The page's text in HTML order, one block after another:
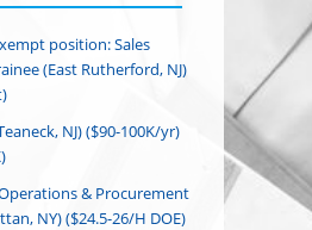
position: Sales
(East Rutherford, NJ)
NJ) ($90-100K/yr)
& Procurement
NY) ($24.5-26/H DOE)